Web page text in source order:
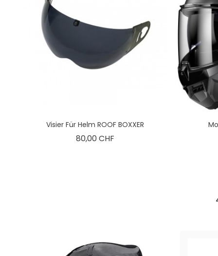
Visier Für Helm ROOF BOXXER
80,00 CHF